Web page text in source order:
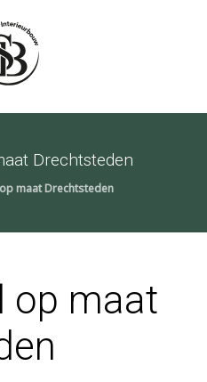
Drechtsteden
maat Drechtsteden
op maat